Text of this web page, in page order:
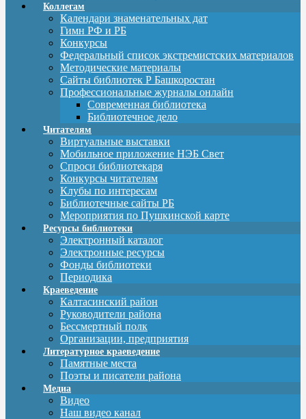
Коллегам
Календари знаменательных дат
Гимн РФ и РБ
Конкурсы
Федеральный список экстремистских материалов
Методические материалы
Сайты библиотек Р Башкоростан
Профессиональные журналы онлайн
Современная библиотека
Библиотечное дело
Читателям
Виртуальные выставки
Мобильное приложение НЭБ Свет
Спроси библиотекаря
Конкурсы читателям
Клубы по интересам
Библиотечные сайты РБ
Мероприятия по Пушкинской карте
Ресурсы библиотеки
Электронный каталог
Электронные ресурсы
Фонды библиотеки
Периодика
Краеведение
Калтасинский район
Руководители района
Бессмертный полк
Организации, предприятия
Литературное краеведение
Памятные места
Поэты и писатели района
Медиа
Видео
Наш видео канал